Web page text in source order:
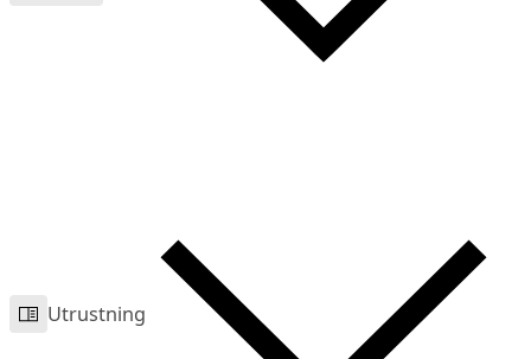
Utrustning